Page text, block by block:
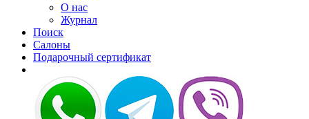
О нас
Журнал
Поиск
Салоны
Подарочный сертификат